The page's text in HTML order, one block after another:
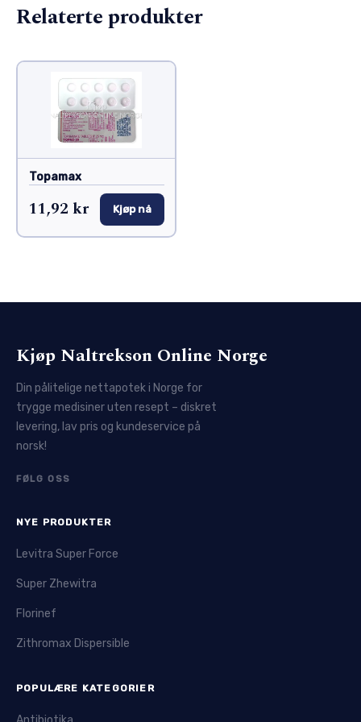
Relaterte produkter
Topamax
11,92 kr Kjøp nå
Kjøp Naltrekson Online Norge
Din pålitelige nettapotek i Norge for
trygge medisiner uten resept – diskret
levering, lav pris og kundeservice på
norsk!
FØLG OSS
NYE PRODUKTER
Levitra Super Force
Super Zhewitra
Florinef
Zithromax Dispersible
POPULÆRE KATEGORIER